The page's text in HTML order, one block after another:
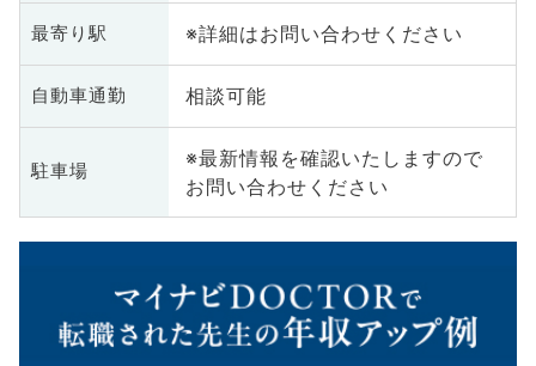
最寄り駅 ※詳細はお問い合わせください
自動車通勤 相談可能
駐車場
※最新情報を確認いたしますので
お問い合わせください